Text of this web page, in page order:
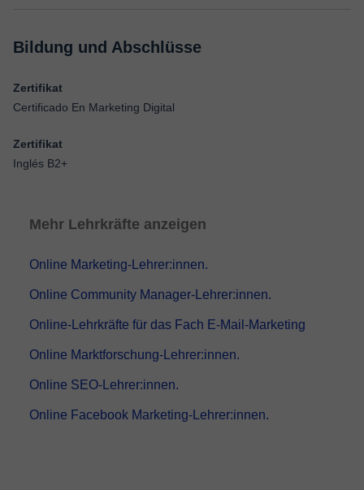
Bildung und Abschlüsse
Zertifikat
Certificado En Marketing Digital
Zertifikat
Inglés B2+
Mehr Lehrkräfte anzeigen
Online Marketing-Lehrer:innen.
Online Community Manager-Lehrer:innen.
Online-Lehrkräfte für das Fach E-Mail-Marketing
Online Marktforschung-Lehrer:innen.
Online SEO-Lehrer:innen.
Online Facebook Marketing-Lehrer:innen.